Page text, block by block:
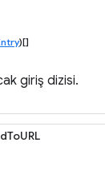
)[]
giriş dizisi.